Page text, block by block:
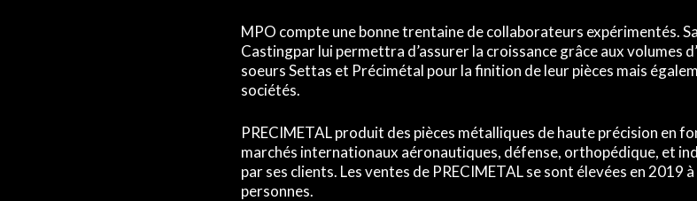
MPO compte une bonne trentaine de collaborateurs expérimentés.
Castingpar lui permettra d’assurer la croissance grâce aux volumes
soeurs Settas et Précimétal pour la finition de leur pièces mais
sociétés.
PRECIMETAL produit des pièces métalliques de haute précision en
marchés internationaux aéronautiques, défense, orthopédique, et
par ses clients. Les ventes de PRECIMETAL se sont élevées en 2019
personnes.